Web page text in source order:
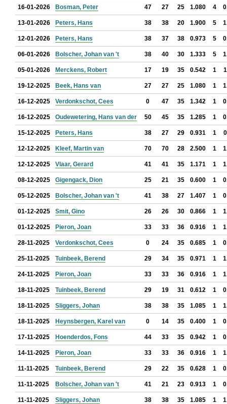
16-01-2026 Bosman, Peter 47 27 25 1.080 4
13-01-2026 Peters, Hans 38 38 20 1.900 5
12-01-2026 Peters, Hans 38 37 38 0.973 5
06-01-2026 Bolscher, Johan van 't 38 40 30 1.333 5
05-01-2026 Merckens, Robert 17 19 35 0.542 1
19-12-2025 Beek, Hans van 27 27 25 1.080 1
16-12-2025 Verdonkschot, Cees 0 47 35 1.342 1
16-12-2025 Oudewetering, Hans van der 50 45 35 1.285 1
15-12-2025 Peters, Hans 38 27 29 0.931 1
12-12-2025 Kleef, Martin van 70 70 28 2.500 1
12-12-2025 Vlaar, Gerard 41 41 35 1.171 1
08-12-2025 Gigengack, Dion 25 21 35 0.600 1
05-12-2025 Bolscher, Johan van 't 41 38 27 1.407 1
01-12-2025 Smit, Gino 26 26 30 0.866 1
01-12-2025 Pieron, Joan 33 33 36 0.916 1
28-11-2025 Verdonkschot, Cees 0 24 35 0.685 1
25-11-2025 Tuinbeek, Berend 29 34 35 0.971 1
24-11-2025 Pieron, Joan 33 33 36 0.916 1
18-11-2025 Tuinbeek, Berend 29 19 31 0.612 1
18-11-2025 Sliggers, Johan 38 38 35 1.085 1
18-11-2025 Heynsbergen, Karel van 0 14 35 0.400 1
17-11-2025 Hoenderdos, Fons 44 33 35 0.942 1
14-11-2025 Pieron, Joan 33 33 36 0.916 1
11-11-2025 Tuinbeek, Berend 29 22 35 0.628 1
11-11-2025 Bolscher, Johan van 't 41 21 23 0.913 1
11-11-2025 Sliggers, Johan 38 38 35 1.085 1